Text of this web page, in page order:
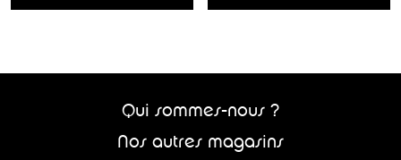
Qui sommes-nous ?
Nos autres magasins